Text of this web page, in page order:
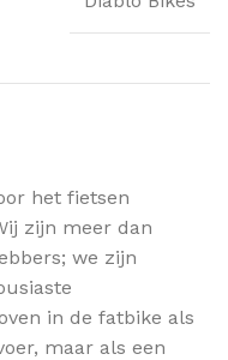
het fietsen
zijn meer dan
we zijn
in de fatbike als
maar als een